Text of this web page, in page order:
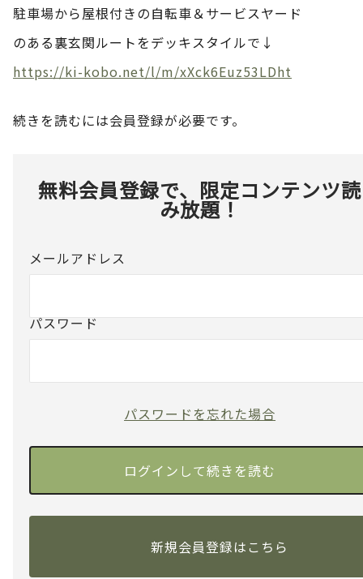
駐車場から屋根付きの自転車＆サービスヤード
のある裏玄関ルートをデッキスタイルで↓
https://ki-kobo.net/l/m/xXck6Euz53LDht
続きを読むには会員登録が必要です。
無料会員登録で、限定コンテンツ読
み放題！
メールアドレス
パスワード
パスワードを忘れた場合
新規会員登録はこちら